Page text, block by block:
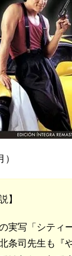
】
実写「シティ
条司先生も『